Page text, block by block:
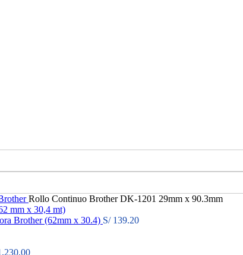
Rollo Continuo Brother DK-1201 29mm x 90.3mm
Brother (62mm x 30.4) S/139.20